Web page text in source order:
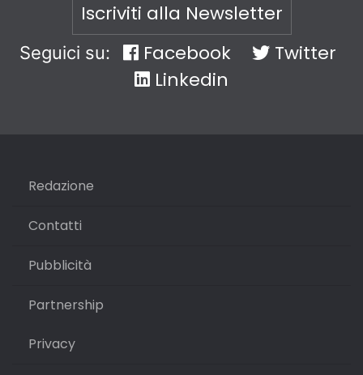
Iscriviti alla Newsletter
Seguici su: Facebook
Twitter
Linkedin
Redazione
Contatti
Pubblicità
Partnership
Privacy